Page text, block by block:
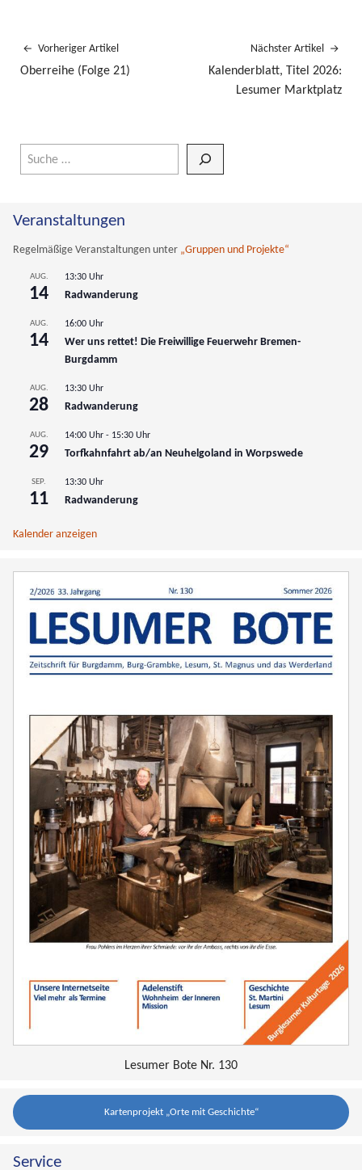
Vorheriger Artikel
Oberreihe (Folge 21)
Nächster Artikel
Kalenderblatt, Titel 2026:
Lesumer Marktplatz
Veranstaltungen
Regelmäßige Veranstaltungen unter „Gruppen und Projekte“
AUG.
14
13:30 Uhr
Radwanderung
AUG.
14
16:00 Uhr
Wer uns rettet! Die Freiwillige Feuerwehr Bremen-
Burgdamm
AUG.
28
13:30 Uhr
Radwanderung
AUG.
29
14:00 Uhr - 15:30 Uhr
Torfkahnfahrt ab/an Neuhelgoland in Worpswede
SEP.
11
13:30 Uhr
Radwanderung
Kalender anzeigen
Lesumer Bote Nr. 130
Kartenprojekt „Orte mit Geschichte“
Service